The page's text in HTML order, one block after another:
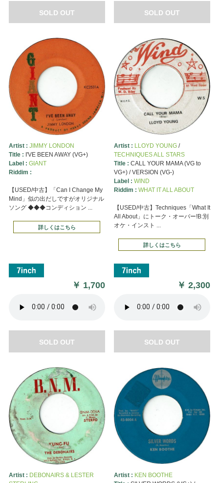
SOLD OUT SOLD OUT
Artist : JIMMY LONDON
Title : I'VE BEEN AWAY (VG+)
Label : GIANT
Riddim :
【USED/中古】「Can I Change My
Mind」似の出だしですがオリジナル
ソング ◆◆◆コンディション ...
詳しくはこちら
￥ 1,700
SOLD OUT
Artist : LLOYD YOUNG/
TECHNIQUES ALL STARS
Title : CALL YOUR MAMA (VG to
VG+) / VERSION (VG-)
Label : WIND
Riddim : WHAT IT ALL ABOUT
【USED/中古】Techniques「What It
All About」にトーク・オーバー!B:別
オケ・インスト ...
詳しくはこちら
￥2,300
SOLD OUT
Artist : DEBONAIRS & LESTER
Artist : KEN BOOTHE